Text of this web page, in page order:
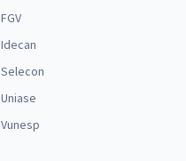
FGV
Idecan
Selecon
Uniase
Vunesp